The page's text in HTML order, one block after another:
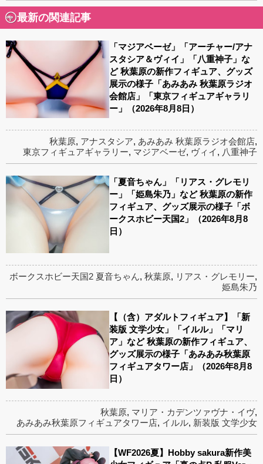
最新の関連記事
「マジアベーゼ」「アーチャー/アナ
スタシア＆ヴィイ」「八重神子」な
ど 秋葉原の新作フィギュア、グッズ
展示の様子「あみあみ 秋葉原ラジオ
会館店」「東京フィギュアギャラリ
ー」（2026年8月8日）
秋葉原, アナスタシア, あみあみ 秋葉原ラジオ会館店,
東京フィギュアギャラリー, マジアベーゼ, ヴィイ, 八重神子
「夏音ちゃん」「リアス・グレモリ
ー」「姫島朱乃」など 秋葉原の新作
フィギュア、グッズ展示の様子「ボ
ークスホビー天国2」（2026年8月8
日）
ボークスホビー天国2 夏音ちゃん, 秋葉原, リアス・グレモリー,
姫島朱乃
【（含）アダルトフィギュア】「新
装版 文学少女」「イルル」「マリ
ア」など 秋葉原の新作フィギュア、
グッズ展示の様子「あみあみ秋葉原
フィギュアタワー店」（2026年8月8
日）
秋葉原, マリア・カデンツァヴナ・イヴ,
あみあみ秋葉原フィギュアタワー店, イルル, 新装版 文学少女
【WF2026夏】Hobby sakura新作美